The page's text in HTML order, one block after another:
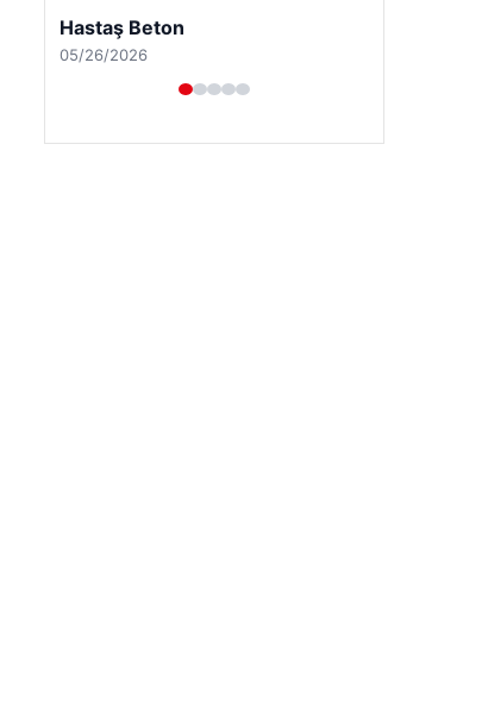
Enes Kaplan Avukatlık Bürosu
04/28/2026